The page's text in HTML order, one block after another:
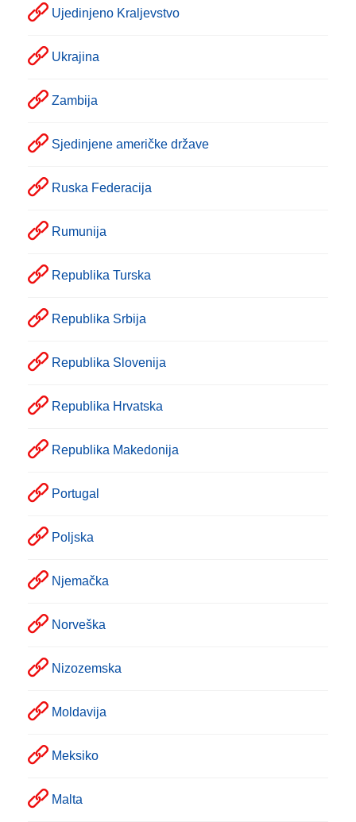
Ujedinjeno Kraljevstvo
Ukrajina
Zambija
Sjedinjene američke države
Ruska Federacija
Rumunija
Republika Turska
Republika Srbija
Republika Slovenija
Republika Hrvatska
Republika Makedonija
Portugal
Poljska
Njemačka
Norveška
Nizozemska
Moldavija
Meksiko
Malta